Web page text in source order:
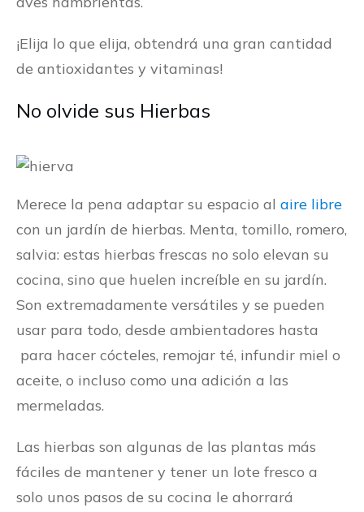
¡Elija lo que elija, obtendrá una gran cantidad
de antioxidantes y vitaminas!
No olvide sus Hierbas
Merece la pena adaptar su espacio al aire libre
con un jardín de hierbas. Menta, tomillo, romero,
salvia: estas hierbas frescas no solo elevan su
cocina, sino que huelen increíble en su jardín.
Son extremadamente versátiles y se pueden
usar para todo, desde ambientadores hasta
para hacer cócteles, remojar té, infundir miel o
aceite, o incluso como una adición a las
mermeladas.
Las hierbas son algunas de las plantas más
fáciles de mantener y tener un lote fresco a
solo unos pasos de su cocina le ahorrará